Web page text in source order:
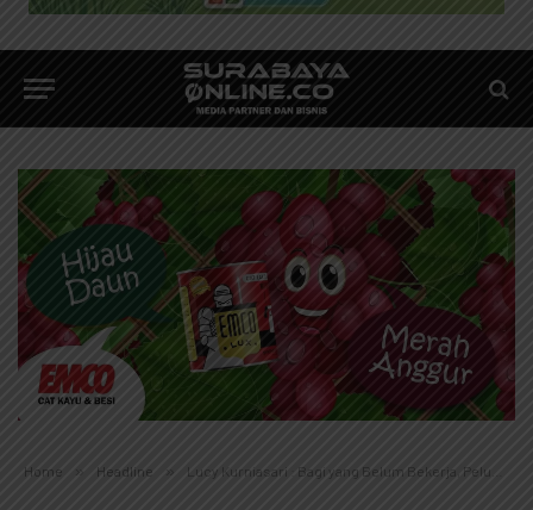
Home » Headline » Lucy Kurniasari : Bagi yang Belum Bekerja, Peluang Sebagai PMI Terbuka Lebar